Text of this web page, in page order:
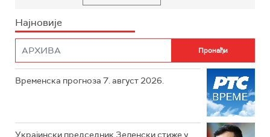
Најновије
Временска прогноза 7. август 2026.